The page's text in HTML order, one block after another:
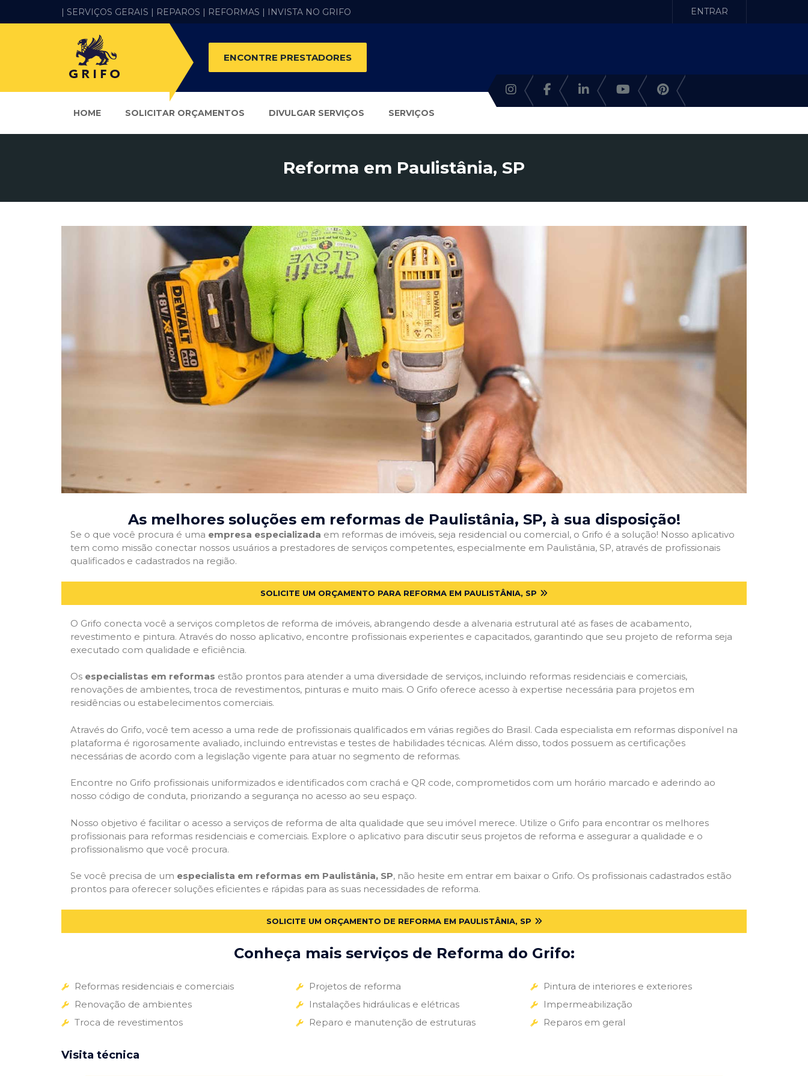
| SERVIÇOS GERAIS | REPAROS | REFORMAS | INVISTA NO GRIFO ENTRAR
ENCONTRE PRESTADORES
HOME SOLICITAR ORÇAMENTOS DIVULGAR SERVIÇOS SERVIÇOS
Reforma em Paulistânia, SP
As melhores soluções em reformas de Paulistânia, SP, à sua disposição!
Se o que você procura é uma empresa especializada em reformas de imóveis, seja residencial ou comercial, o Grifo é a solução! Nosso aplicativo
tem como missão conectar nossos usuários a prestadores de serviços competentes, especialmente em Paulistânia, SP, através de profissionais
qualificados e cadastrados na região.
SOLICITE UM ORÇAMENTO PARA REFORMA EM PAULISTÂNIA, SP
O Grifo conecta você a serviços completos de reforma de imóveis, abrangendo desde a alvenaria estrutural até as fases de acabamento,
revestimento e pintura. Através do nosso aplicativo, encontre profissionais experientes e capacitados, garantindo que seu projeto de reforma seja
executado com qualidade e eficiência.
Os especialistas em reformas estão prontos para atender a uma diversidade de serviços, incluindo reformas residenciais e comerciais,
renovações de ambientes, troca de revestimentos, pinturas e muito mais. O Grifo oferece acesso à expertise necessária para projetos em
residências ou estabelecimentos comerciais.
Através do Grifo, você tem acesso a uma rede de profissionais qualificados em várias regiões do Brasil. Cada especialista em reformas disponível na
plataforma é rigorosamente avaliado, incluindo entrevistas e testes de habilidades técnicas. Além disso, todos possuem as certificações
necessárias de acordo com a legislação vigente para atuar no segmento de reformas.
Encontre no Grifo profissionais uniformizados e identificados com crachá e QR code, comprometidos com um horário marcado e aderindo ao
nosso código de conduta, priorizando a segurança no acesso ao seu espaço.
Nosso objetivo é facilitar o acesso a serviços de reforma de alta qualidade que seu imóvel merece. Utilize o Grifo para encontrar os melhores
profissionais para reformas residenciais e comerciais. Explore o aplicativo para discutir seus projetos de reforma e assegurar a qualidade e o
profissionalismo que você procura.
Se você precisa de um especialista em reformas em Paulistânia, SP, não hesite em entrar em baixar o Grifo. Os profissionais cadastrados estão
prontos para oferecer soluções eficientes e rápidas para as suas necessidades de reforma.
SOLICITE UM ORÇAMENTO DE REFORMA EM PAULISTÂNIA, SP
Conheça mais serviços de Reforma do Grifo:
Reformas residenciais e comerciais
Renovação de ambientes
Troca de revestimentos
Projetos de reforma
Instalações hidráulicas e elétricas
Reparo e manutenção de estruturas
Pintura de interiores e exteriores
Impermeabilização
Reparos em geral
Visita técnica